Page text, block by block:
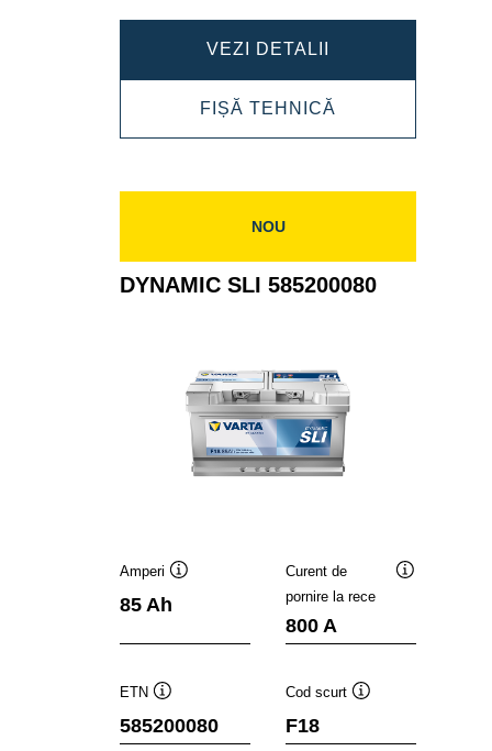
VEZI DETALII
SLI
595404083
FIȘĂ TEHNICĂ
SLI
NOU
DYNAMIC SLI 585200080
Amperi
85 Ah
Curent de
pornire la rece
800 A
ETN
585200080
Cod scurt
F18